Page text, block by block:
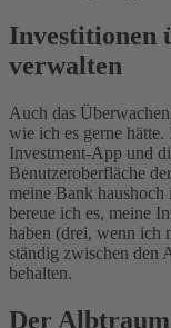
Investitionen
verwalten
Auch das
wie ich es gerne
Investment-App und
Benutzeroberfläche
meine Bank
bereue ich es, meine
haben (drei, wenn ich
ständig zwischen den
behalten.
Der Albtraum